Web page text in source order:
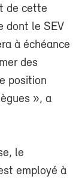
de cette
dont le SEV
à échéance
des
position
», a
le
employé à